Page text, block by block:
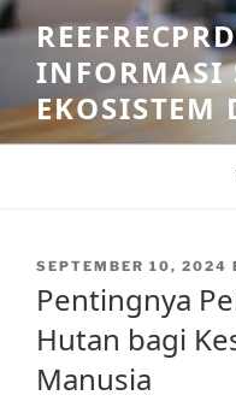
Skip
to
contentINFORMASI
EKOSISTEM
POSTED
SEPTEMBER 10, 2024
Pentingnya
Hutan bagi
Manusia